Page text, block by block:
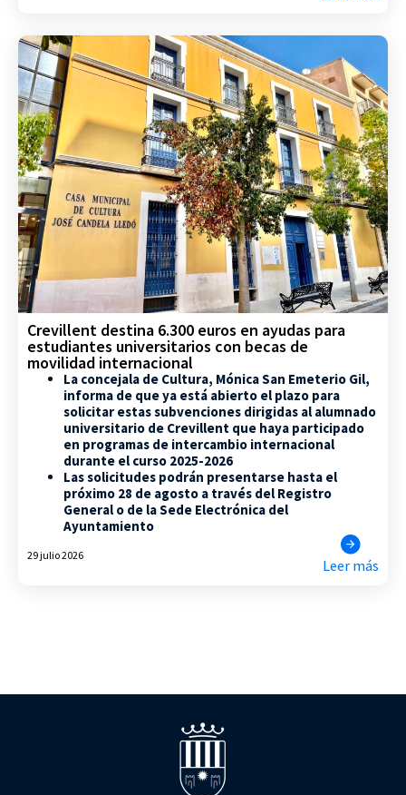
Crevillent destina 6.300 euros en ayudas para
estudiantes universitarios con becas de
movilidad internacional
La concejala de Cultura, Mónica San Emeterio Gil,
informa de que ya está abierto el plazo para
solicitar estas subvenciones dirigidas al alumnado
universitario de Crevillent que haya participado
en programas de intercambio internacional
durante el curso 2025-2026
Las solicitudes podrán presentarse hasta el
próximo 28 de agosto a través del Registro
General o de la Sede Electrónica del
Ayuntamiento
29 julio 2026
Leer más